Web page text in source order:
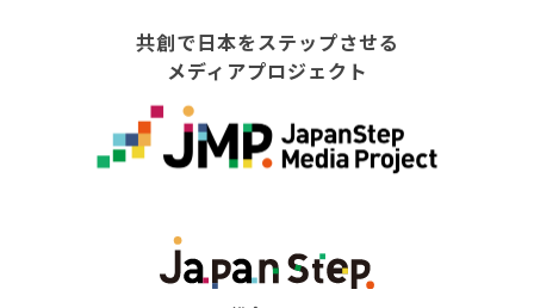
共創で日本をステップさせる
メディアプロジェクト